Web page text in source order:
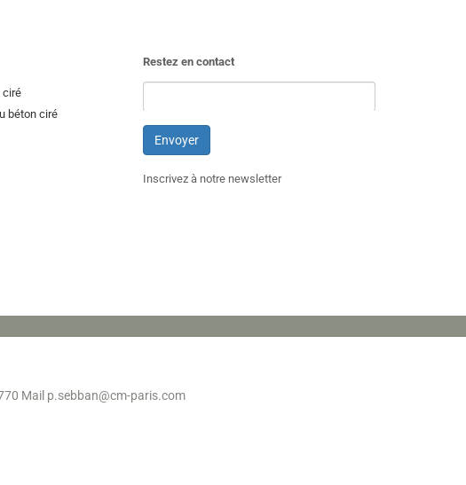
ciré
béton ciré
Restez en contact
Inscrivez à notre newsletter
Mail p.sebban@cm-paris.com